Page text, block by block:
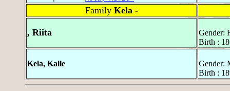
Family Kela -
, Riita
Gender:
Birth :
Kela, Kalle
Gender:
Birth :